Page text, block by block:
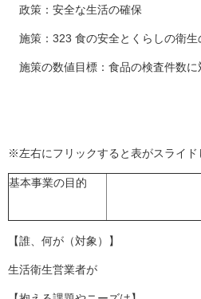
政策：安全な生活の確保
施策：323 食の安全とくらしの衛生
施策の数値目標：食品の検査件数に
※左右にフリックすると表がスライド
基本事業の目的
【誰、何が（対象）】
生活衛生営業者が